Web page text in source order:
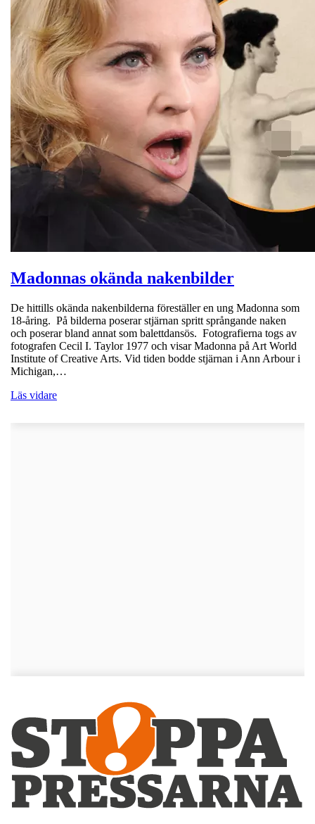
Madonnas okända nakenbilder
De hittills okända nakenbilderna föreställer en ung Madonna som
18-åring. På bilderna poserar stjärnan spritt språngande naken
och poserar bland annat som balettdansös. Fotografierna togs av
fotografen Cecil I. Taylor 1977 och visar Madonna på Art World
Institute of Creative Arts. Vid tiden bodde stjärnan i Ann Arbour i
Michigan,…
Läs vidare